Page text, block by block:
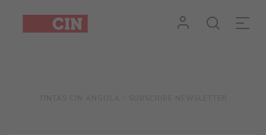
Subscribe
Newsletter